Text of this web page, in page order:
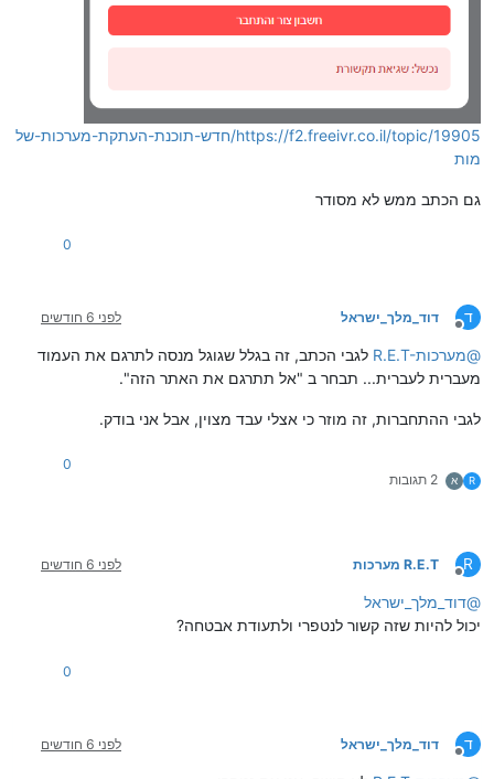
https://f2.freeivr.co.il/topic/19905/חדש-תוכנת-העתקת-מערכות-של
מות
גם הכתב ממש לא מסודר
0
ד
מנותק
דוד_מלך_ישראל לפני 6 חודשים
@R.E.T-מערכות
לגבי הכתב, זה בגלל שגוגל מנסה לתרגם את העמוד
מעברית לעברית... תבחר ב "אל תתרגם את האתר הזה".
לגבי ההתחברות, זה מוזר כי אצלי עבד מצוין, אבל אני בודק.
R א 2 תגובות
0
R
מנותק
R.E.T מערכות לפני 6 חודשים
@דוד_מלך_ישראל
יכול להיות שזה קשור לנטפרי ולתעודת אבטחה?
0
ד
מנותק
דוד_מלך_ישראל לפני 6 חודשים